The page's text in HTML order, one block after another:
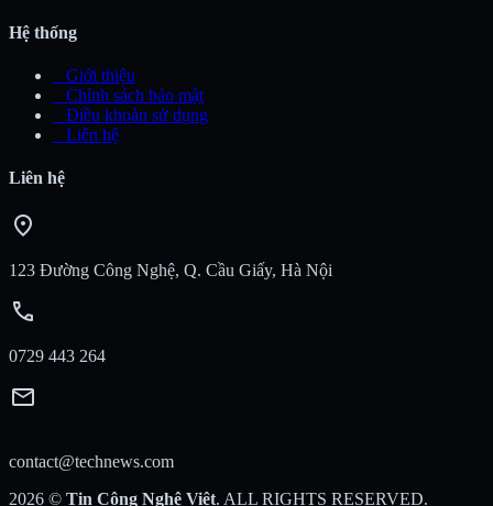
Hệ thống
Giới thiệu
Chính sách bảo mật
Điều khoản sử dụng
Liên hệ
Liên hệ
location_on
123 Đường Công Nghệ, Q. Cầu Giấy, Hà Nội
call
0729 443 264
mail
contact@technews.com
2026 © Tin Công Nghệ Việt. ALL RIGHTS RESERVED.